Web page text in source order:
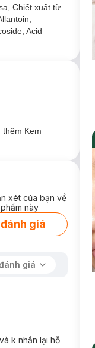
Chiết xuất từ
Acid
Kem
xét của bạn về
này
giá
giá
k nhắn lại hỗ